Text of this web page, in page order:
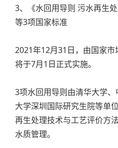
3、《水回用导则 污水再生
等3项国家标准
2021年12月31日，由国家市
将于7月1日正式实施。
3项水回用导则由清华大学
大学深圳国际研究生院等单
再生处理技术与工艺评价方
水质管理。